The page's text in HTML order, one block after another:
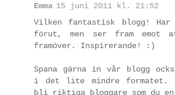
Emma 15 juni 2011 kl. 21:52
Vilken fantastisk blogg!
förut, men ser fram emot
framöver. Inspirerande! :)
Spana gärna in vår blogg
i det lite mindre formatet.
bli riktiga bloggare som du